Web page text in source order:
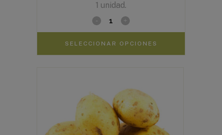
SELECCIONAR OPCIONES
3,90€
1 unidad.